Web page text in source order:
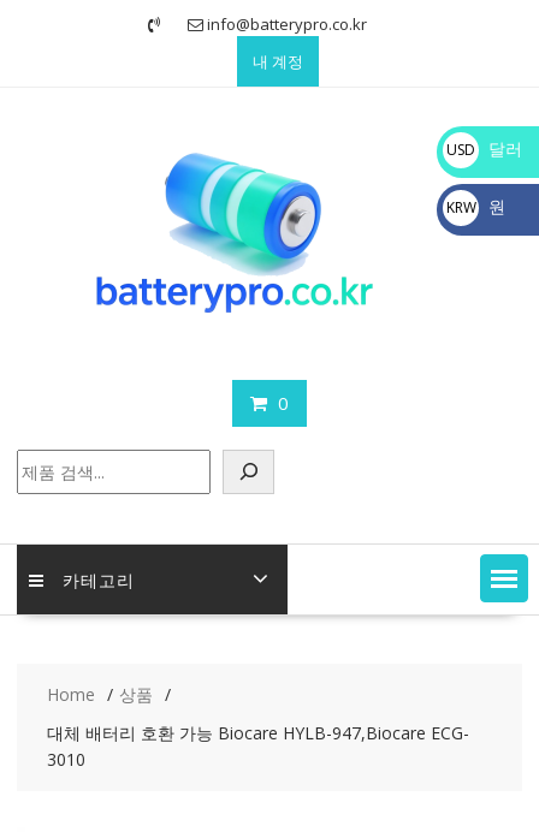
info@batterypro.co.kr
내 계정
0
색
카테고리
Home
상품
대체 배터리 호환 가능 Biocare HYLB-947,Biocare ECG-
3010
USD
$
달러
KRW
₩
원